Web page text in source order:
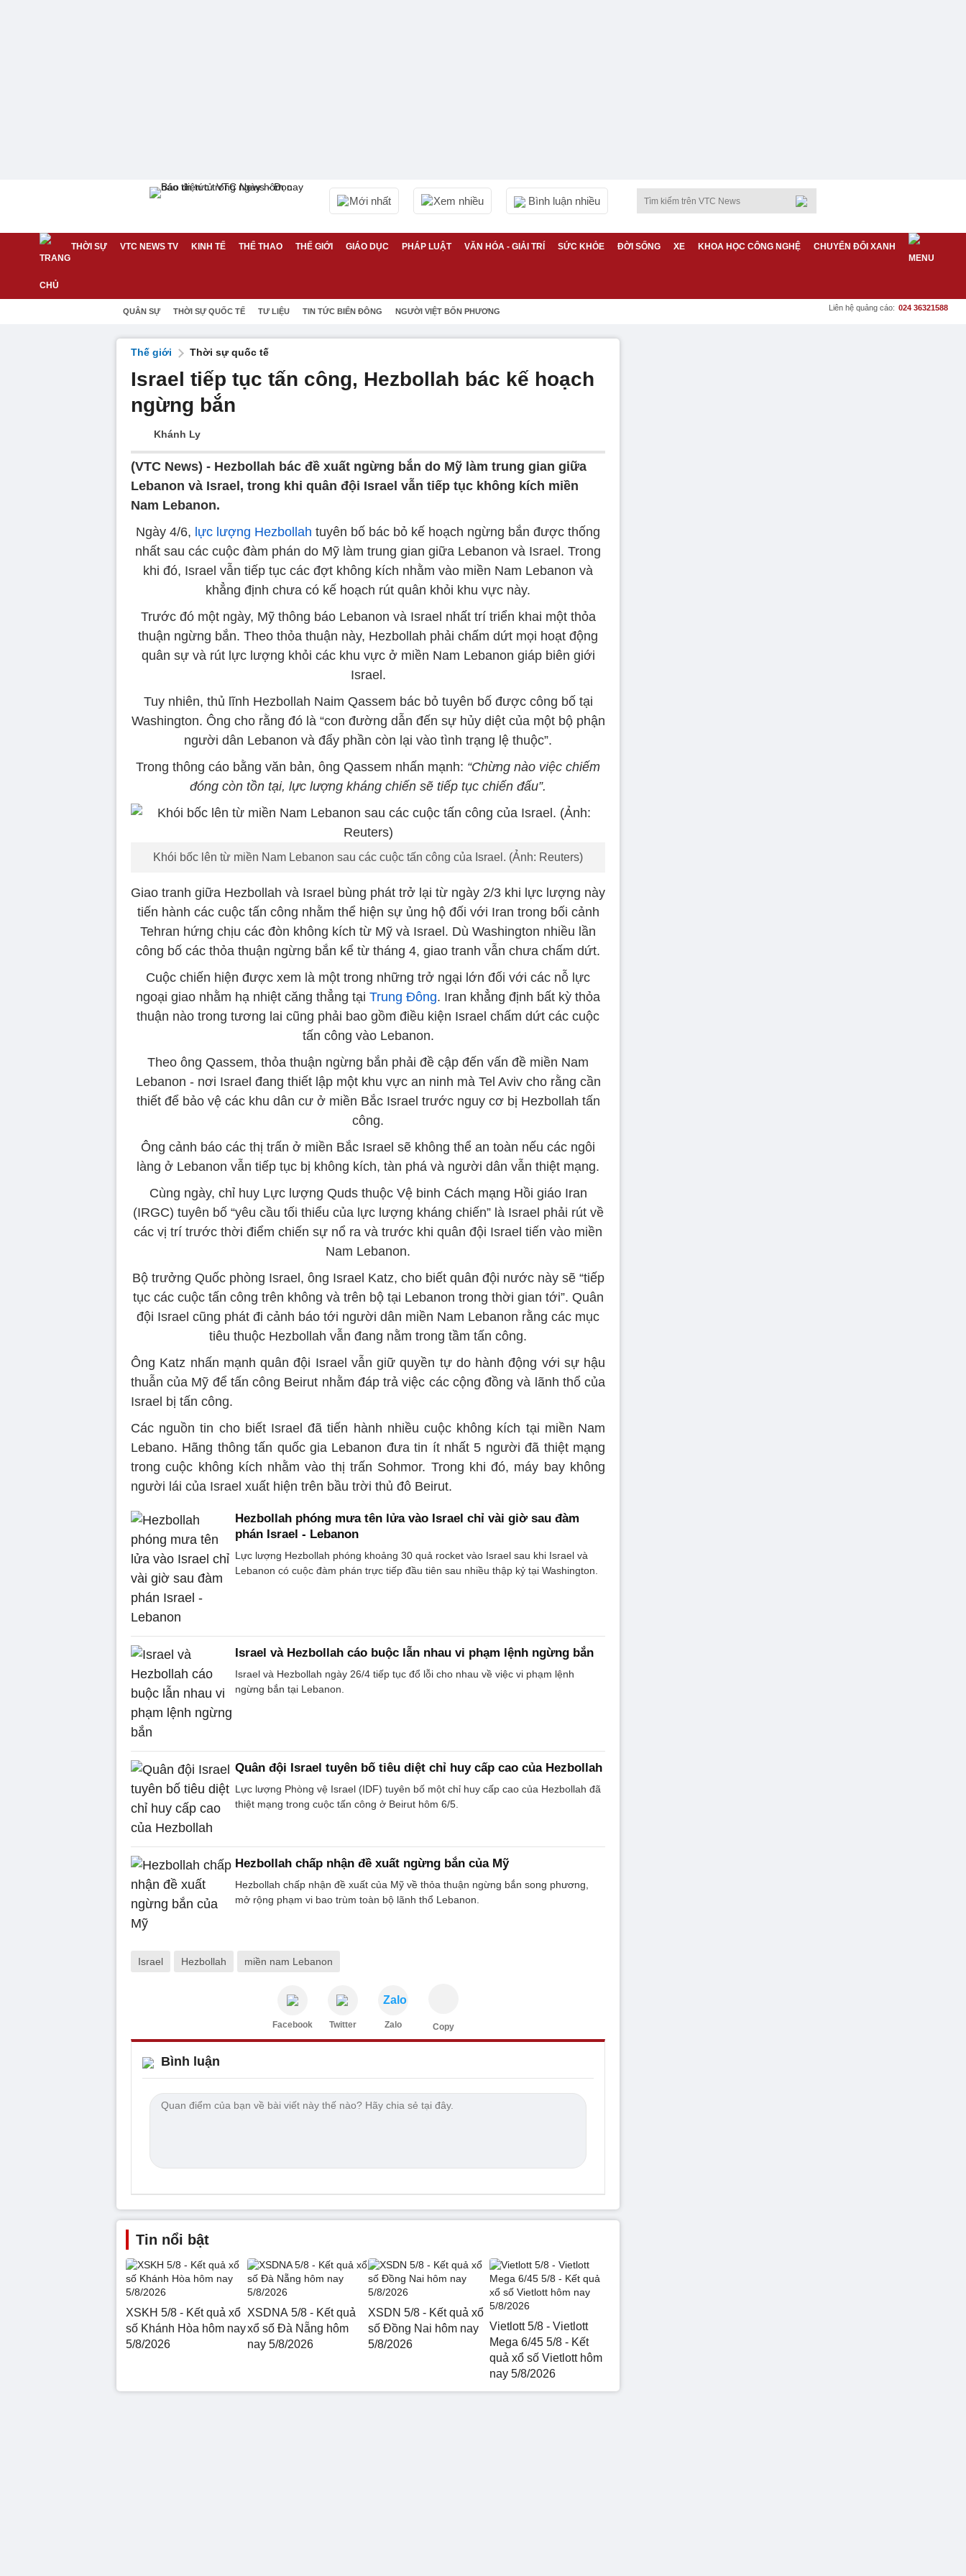
Mới nhất Xem nhiều Bình luận nhiều
THỜI SỰ VTC NEWS TV KINH TẾ THỂ THAO THẾ GIỚI GIÁO DỤC PHÁP LUẬT VĂN HÓA - GIẢI TRÍ SỨC KHỎE ĐỜI SỐNG XE KHOA HỌC CÔNG NGHỆ CHUYỂN ĐỔI XANH
QUÂN SỰ THỜI SỰ QUỐC TẾ TƯ LIỆU TIN TỨC BIỂN ĐÔNG NGƯỜI VIỆT BỐN PHƯƠNG Liên hệ quảng cáo: 024 36321588
Thế giới Thời sự quốc tế
Israel tiếp tục tấn công, Hezbollah bác kế hoạch
ngừng bắn
Khánh Ly
(VTC News) - Hezbollah bác đề xuất ngừng bắn do Mỹ làm trung gian giữa
Lebanon và Israel, trong khi quân đội Israel vẫn tiếp tục không kích miền
Nam Lebanon.
Ngày 4/6, lực lượng Hezbollah tuyên bố bác bỏ kế hoạch ngừng bắn được thống
nhất sau các cuộc đàm phán do Mỹ làm trung gian giữa Lebanon và Israel. Trong
khi đó, Israel vẫn tiếp tục các đợt không kích nhằm vào miền Nam Lebanon và
khẳng định chưa có kế hoạch rút quân khỏi khu vực này.
Trước đó một ngày, Mỹ thông báo Lebanon và Israel nhất trí triển khai một thỏa
thuận ngừng bắn. Theo thỏa thuận này, Hezbollah phải chấm dứt mọi hoạt động
quân sự và rút lực lượng khỏi các khu vực ở miền Nam Lebanon giáp biên giới
Israel.
Tuy nhiên, thủ lĩnh Hezbollah Naim Qassem bác bỏ tuyên bố được công bố tại
Washington. Ông cho rằng đó là “con đường dẫn đến sự hủy diệt của một bộ phận
người dân Lebanon và đẩy phần còn lại vào tình trạng lệ thuộc”.
Trong thông cáo bằng văn bản, ông Qassem nhấn mạnh: “Chừng nào việc chiếm
đóng còn tồn tại, lực lượng kháng chiến sẽ tiếp tục chiến đấu”.
Khói bốc lên từ miền Nam Lebanon sau các cuộc tấn công của Israel. (Ảnh: Reuters)
Giao tranh giữa Hezbollah và Israel bùng phát trở lại từ ngày 2/3 khi lực lượng này
tiến hành các cuộc tấn công nhằm thể hiện sự ủng hộ đối với Iran trong bối cảnh
Tehran hứng chịu các đòn không kích từ Mỹ và Israel. Dù Washington nhiều lần
công bố các thỏa thuận ngừng bắn kể từ tháng 4, giao tranh vẫn chưa chấm dứt.
Cuộc chiến hiện được xem là một trong những trở ngại lớn đối với các nỗ lực
ngoại giao nhằm hạ nhiệt căng thẳng tại Trung Đông. Iran khẳng định bất kỳ thỏa
thuận nào trong tương lai cũng phải bao gồm điều kiện Israel chấm dứt các cuộc
tấn công vào Lebanon.
Theo ông Qassem, thỏa thuận ngừng bắn phải đề cập đến vấn đề miền Nam
Lebanon - nơi Israel đang thiết lập một khu vực an ninh mà Tel Aviv cho rằng cần
thiết để bảo vệ các khu dân cư ở miền Bắc Israel trước nguy cơ bị Hezbollah tấn
công.
Ông cảnh báo các thị trấn ở miền Bắc Israel sẽ không thể an toàn nếu các ngôi
làng ở Lebanon vẫn tiếp tục bị không kích, tàn phá và người dân vẫn thiệt mạng.
Cùng ngày, chỉ huy Lực lượng Quds thuộc Vệ binh Cách mạng Hồi giáo Iran
(IRGC) tuyên bố “yêu cầu tối thiểu của lực lượng kháng chiến” là Israel phải rút về
các vị trí trước thời điểm chiến sự nổ ra và trước khi quân đội Israel tiến vào miền
Nam Lebanon.
Bộ trưởng Quốc phòng Israel, ông Israel Katz, cho biết quân đội nước này sẽ “tiếp
tục các cuộc tấn công trên không và trên bộ tại Lebanon trong thời gian tới”. Quân
đội Israel cũng phát đi cảnh báo tới người dân miền Nam Lebanon rằng các mục
tiêu thuộc Hezbollah vẫn đang nằm trong tầm tấn công.
Ông Katz nhấn mạnh quân đội Israel vẫn giữ quyền tự do hành động với sự hậu
thuẫn của Mỹ để tấn công Beirut nhằm đáp trả việc các cộng đồng và lãnh thổ của
Israel bị tấn công.
Các nguồn tin cho biết Israel đã tiến hành nhiều cuộc không kích tại miền Nam
Lebano. Hãng thông tấn quốc gia Lebanon đưa tin ít nhất 5 người đã thiệt mạng
trong cuộc không kích nhằm vào thị trấn Sohmor. Trong khi đó, máy bay không
người lái của Israel xuất hiện trên bầu trời thủ đô Beirut.
Hezbollah phóng mưa tên lửa vào Israel chỉ vài giờ sau đàm
phán Israel - Lebanon
Lực lượng Hezbollah phóng khoảng 30 quả rocket vào Israel sau khi Israel và
Lebanon có cuộc đàm phán trực tiếp đầu tiên sau nhiều thập kỷ tại Washington.
Israel và Hezbollah cáo buộc lẫn nhau vi phạm lệnh ngừng bắn
Israel và Hezbollah ngày 26/4 tiếp tục đổ lỗi cho nhau về việc vi phạm lệnh
ngừng bắn tại Lebanon.
Quân đội Israel tuyên bố tiêu diệt chỉ huy cấp cao của Hezbollah
Lực lượng Phòng vệ Israel (IDF) tuyên bố một chỉ huy cấp cao của Hezbollah đã
thiệt mạng trong cuộc tấn công ở Beirut hôm 6/5.
Hezbollah chấp nhận đề xuất ngừng bắn của Mỹ
Hezbollah chấp nhận đề xuất của Mỹ về thỏa thuận ngừng bắn song phương,
mở rộng phạm vi bao trùm toàn bộ lãnh thổ Lebanon.
Israel Hezbollah miền nam Lebanon
Facebook Twitter
Zalo
Zalo Copy
Bình luận
Tin nổi bật
XSKH 5/8 - Kết quả xổ
số Khánh Hòa hôm nay
5/8/2026
XSDNA 5/8 - Kết quả
xổ số Đà Nẵng hôm
nay 5/8/2026
XSDN 5/8 - Kết quả xổ
số Đồng Nai hôm nay
5/8/2026
Vietlott 5/8 - Vietlott
Mega 6/45 5/8 - Kết
quả xổ số Vietlott hôm
nay 5/8/2026